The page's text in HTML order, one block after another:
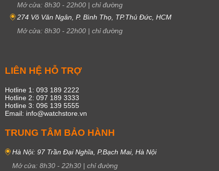
Mở cửa: 8h30 - 22h00 | chỉ đường
274 Võ Văn Ngân, P. Bình Thọ, TP.Thủ Đức, HCM
Mở cửa: 8h30 - 22h00 | chỉ đường
LIÊN HỆ HỖ TRỢ
Hotline 1: 093 189 2222
Hotline 2: 097 189 3333
Hotline 3: 096 139 5555
Email: info@watchstore.vn
TRUNG TÂM BẢO HÀNH
Hà Nội: 97 Trần Đại Nghĩa, P.Bạch Mai, Hà Nội
Mở cửa: 8h30 - 22h30 | chỉ đường